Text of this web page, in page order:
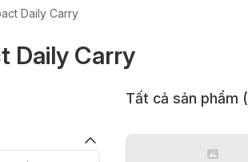
Daily Carry
Daily Carry
Tất cả sản phẩm (